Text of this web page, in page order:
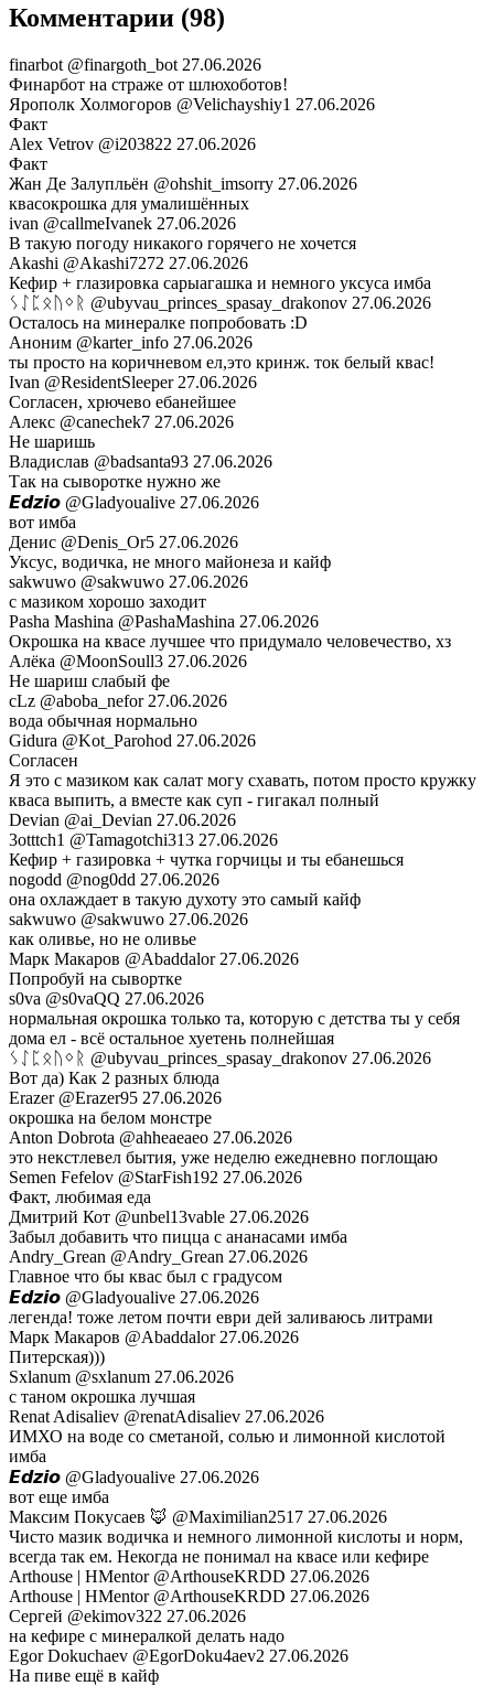
Комментарии (98)
finarbot @finargoth_bot 27.06.2026
Финарбот на страже от шлюхоботов!
Ярополк Холмогоров @Velichayshiy1 27.06.2026
Факт
Alex Vetrov @i203822 27.06.2026
Факт
Жан Де Залупльён @ohshit_imsorry 27.06.2026
квасокрошка для умалишённых
ivan @callmeIvanek 27.06.2026
В такую погоду никакого горячего не хочется
Akashi @Akashi7272 27.06.2026
Кефир + глазировка сарыагашка и немного уксуса имба
ᛊᛇᛈᛟᚢᛜᚱ @ubyvau_princes_spasay_drakonov 27.06.2026
Осталось на минералке попробовать :D
Аноним @karter_info 27.06.2026
ты просто на коричневом ел,это кринж. ток белый квас!
Ivan @ResidentSleeper 27.06.2026
Согласен, хрючево ебанейшее
Алекс @canechek7 27.06.2026
Не шаришь
Владислав @badsanta93 27.06.2026
Так на сыворотке нужно же
𝙀𝙙𝙯𝙞𝙤 @Gladyoualive 27.06.2026
вот имба
Денис @Denis_Or5 27.06.2026
Уксус, водичка, не много майонеза и кайф
sakwuwo @sakwuwo 27.06.2026
с мазиком хорошо заходит
Pasha Mashina @PashaMashina 27.06.2026
Окрошка на квасе лучшее что придумало человечество, хз
Алёка @MoonSoull3 27.06.2026
Не шариш слабый фе
cLz @aboba_nefor 27.06.2026
вода обычная нормально
Gidura @Kot_Parohod 27.06.2026
Согласен
Я это с мазиком как салат могу схавать, потом просто кружку
кваса выпить, а вместе как суп - гигакал полный
Devian @ai_Devian 27.06.2026
3otttch1 @Tamagotchi313 27.06.2026
Кефир + газировка + чутка горчицы и ты ебанешься
nogodd @nog0dd 27.06.2026
она охлаждает в такую духоту это самый кайф
sakwuwo @sakwuwo 27.06.2026
как оливье, но не оливье
Марк Макаров @Abaddalor 27.06.2026
Попробуй на сывортке
s0va @s0vaQQ 27.06.2026
нормальная окрошка только та, которую с детства ты у себя
дома ел - всё остальное хуетень полнейшая
ᛊᛇᛈᛟᚢᛜᚱ @ubyvau_princes_spasay_drakonov 27.06.2026
Вот да) Как 2 разных блюда
Erazer @Erazer95 27.06.2026
окрошка на белом монстре
Anton Dobrota @ahheaeaeo 27.06.2026
это некстлевел бытия, уже неделю ежедневно поглощаю
Semen Fefelov @StarFish192 27.06.2026
Факт, любимая еда
Дмитрий Кот @unbel13vable 27.06.2026
Забыл добавить что пицца с ананасами имба
Andry_Grean @Andry_Grean 27.06.2026
Главное что бы квас был с градусом
𝙀𝙙𝙯𝙞𝙤 @Gladyoualive 27.06.2026
легенда! тоже летом почти еври дей заливаюсь литрами
Марк Макаров @Abaddalor 27.06.2026
Питерская)))
Sxlanum @sxlanum 27.06.2026
с таном окрошка лучшая
Renat Adisaliev @renatAdisaliev 27.06.2026
ИМХО на воде со сметаной, солью и лимонной кислотой
имба
𝙀𝙙𝙯𝙞𝙤 @Gladyoualive 27.06.2026
вот еще имба
Максим Покусаев 🦊 @Maximilian2517 27.06.2026
Чисто мазик водичка и немного лимонной кислоты и норм,
всегда так ем. Некогда не понимал на квасе или кефире
Arthouse | HMentor @ArthouseKRDD 27.06.2026
Arthouse | HMentor @ArthouseKRDD 27.06.2026
Сергей @ekimov322 27.06.2026
на кефире с минералкой делать надо
Egor Dokuchaev @EgorDoku4aev2 27.06.2026
На пиве ещё в кайф